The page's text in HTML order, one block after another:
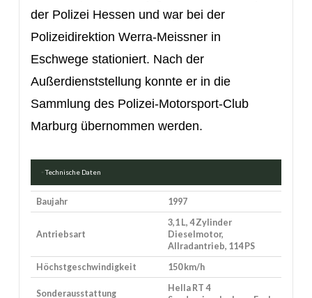
der Polizei Hessen und war bei der
Polizeidirektion Werra-Meissner in
Eschwege stationiert. Nach der
Außerdienststellung konnte er in die
Sammlung des Polizei-Motorsport-Club
Marburg übernommen werden.
Technische Daten
Baujahr 1997
Antriebsart
3,1 L, 4 Zylinder
Dieselmotor,
Allradantrieb, 114 PS
Höchstgeschwindigkeit
150 km/h
Sonderausstattung
Hella RT 4